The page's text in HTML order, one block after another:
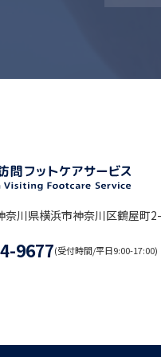
奈川県横浜市神奈川区鶴屋町
9677(受付時間/平日9:00-17:00)